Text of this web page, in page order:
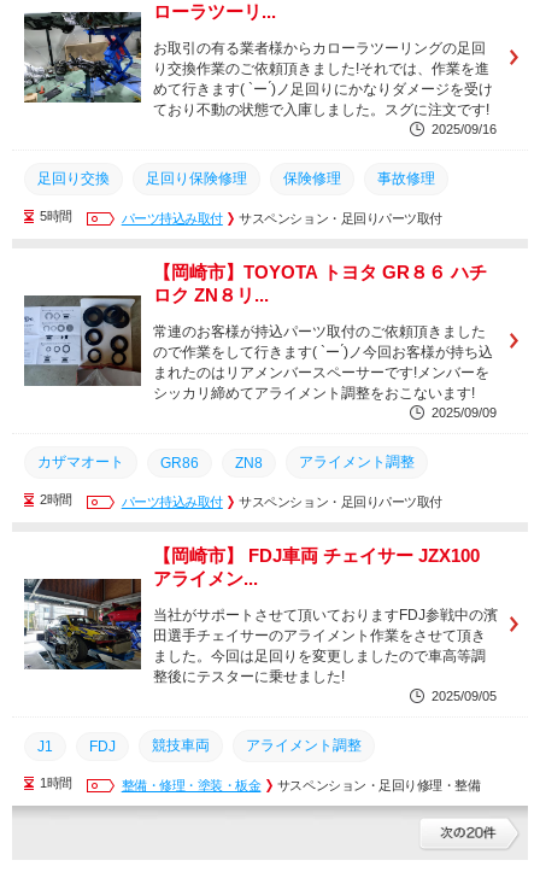
三河エリア 豊橋市 豊川市
岡崎市 幸田町 安城市 蒲郡市 刈谷市 名古屋市
ローラツーリ...
お取引の有る業者様からカローラツーリングの足回
り交換作業のご依頼頂きました!それでは、作業を進
めて行きます( `ー ́)ノ足回りにかなりダメージを受け
ており不動の状態で入庫しました。スグに注文です!
2025/09/16
足回り交換 足回り保険修理 保険修理 事故修理
アライメント調整 ３Dアライメント 整備 名古屋市
安城市 幸田町
豊川市 西尾市 豊田市
愛知県
5時間 パーツ持込み取付 サスペンション・足回りパーツ取付
【岡崎市】TOYOTA トヨタ GR８６ ハチ
ロク ZN８リ...
常連のお客様が持込パーツ取付のご依頼頂きました
ので作業をして行きます( `ー ́)ノ今回お客様が持ち込
まれたのはリアメンバースペーサーです!メンバーを
シッカリ締めてアライメント調整をおこないます!
2025/09/09
カザマオート GR86 ZN8 アライメント調整
３Dアライメント 点検 整備 名古屋市 刈谷市
知立市 幸田町 豊橋市
西尾市 豊田市 岡崎市
2時間 パーツ持込み取付 サスペンション・足回りパーツ取付
【岡崎市】 FDJ車両 チェイサー JZX100
アライメン...
当社がサポートさせて頂いておりますFDJ参戦中の濱
田選手チェイサーのアライメント作業をさせて頂き
ました。今回は足回りを変更しましたので車高等調
整後にテスターに乗せました!
2025/09/05
J1 FDJ 競技車両 アライメント調整
３Dアライメント 点検 整備 名古屋市 刈谷市
豊川市
1時間 整備・修理・塗装・板金 サスペンション・足回り修理・整備